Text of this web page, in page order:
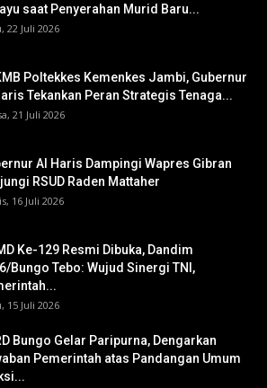
saat Penyerahan Murid Baru...
22 Juli 2026
Poltekkes Kemenkes Jambi, Gubernur
Tekankan Peran Strategis Tenaga...
21 Juli 2026
Al Haris Dampingi Wapres Gibran
RSUD Raden Mattaher
16 Juli 2026
Ke-129 Resmi Dibuka, Dandim
Bungo Tebo: Wujud Sinergi TNI,
15 Juli 2026
Bungo Gelar Paripurna, Dengarkan
Pemerintah atas Pandangan Umum